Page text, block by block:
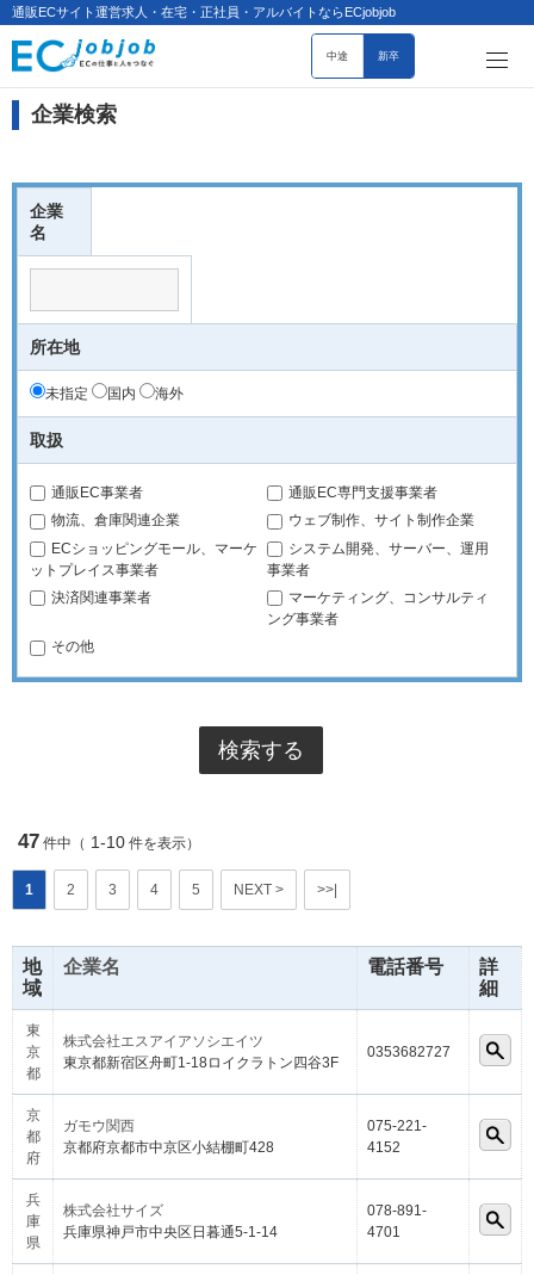
通販ECサイト運営求人・在宅・正社員・アルバイトならECjobjob
中途 新卒
企業検索
企業
名
所在地
未指定 国内 海外
取扱
通販EC事業者
通販EC専門支援事業者
物流、倉庫関連企業
ウェブ制作、サイト制作企業
ECショッピングモール、マーケ
ットプレイス事業者
システム開発、サーバー、運用
事業者
決済関連事業者
マーケティング、コンサルティ
ング事業者
その他
47 件中（ 1-10 件を表示）
1 2 3 4 5 NEXT > >>|
地
域
企業名 電話番号
詳
細
東
京
都
株式会社エスアイアソシエイツ
東京都新宿区舟町1-18ロイクラトン四谷3F
0353682727
京
都
府
ガモウ関西
京都府京都市中京区小結棚町428
075-221-
4152
兵
庫
県
株式会社サイズ
兵庫県神戸市中央区日暮通5-1-14
078-891-
4701